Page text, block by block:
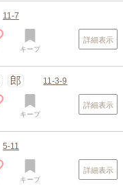
11-7
キープ
詳細表示
郎 11-3-9
キープ
詳細表示
5-11
キープ
詳細表示